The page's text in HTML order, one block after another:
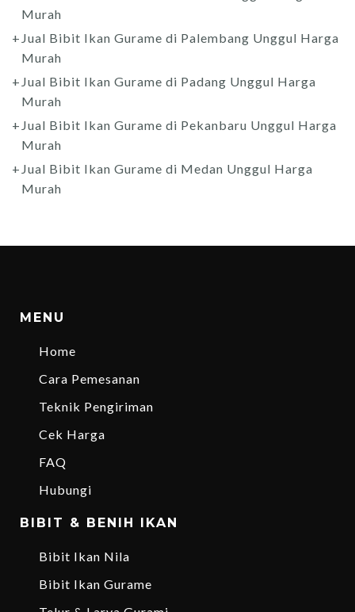
Murah
Jual Bibit Ikan Gurame di Palembang Unggul Harga
Murah
Jual Bibit Ikan Gurame di Padang Unggul Harga
Murah
Jual Bibit Ikan Gurame di Pekanbaru Unggul Harga
Murah
Jual Bibit Ikan Gurame di Medan Unggul Harga
Murah
MENU
Home
Cara Pemesanan
Teknik Pengiriman
Cek Harga
FAQ
Hubungi
BIBIT & BENIH IKAN
Bibit Ikan Nila
Bibit Ikan Gurame